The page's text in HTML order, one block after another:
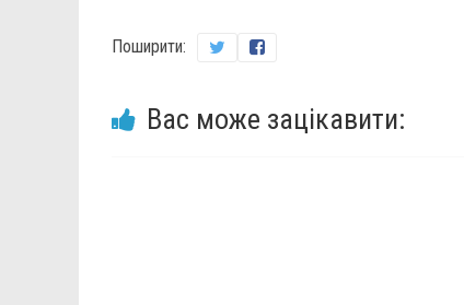
Поширити:
Вас може зацікавити: